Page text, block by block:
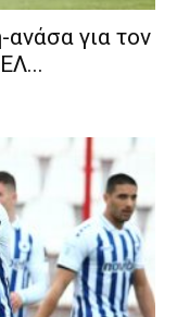
για τον